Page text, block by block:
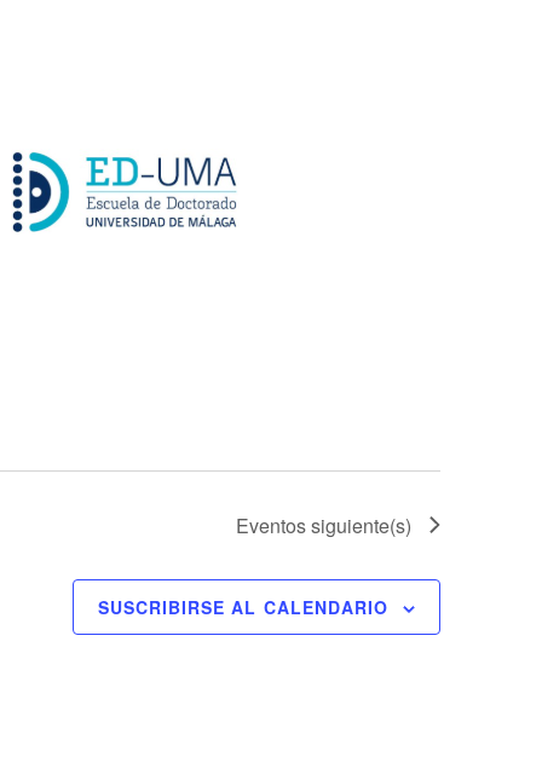
Eventossiguiente(s)
SUSCRIBIRSE AL CALENDARIO